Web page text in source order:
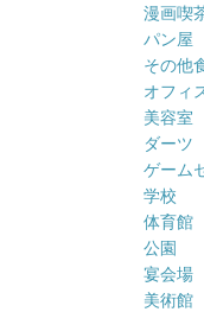
漫画喫
パン屋
その他
オフィ
美容室
ダーツ
ゲーム
学校
体育館
公園
宴会場
美術館